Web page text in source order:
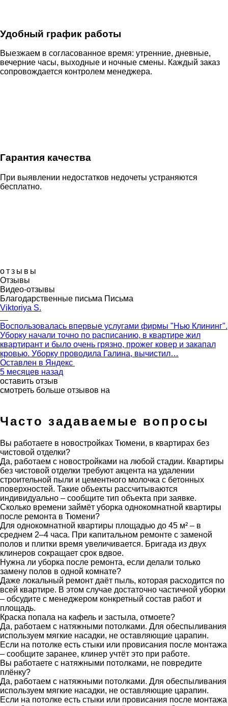
Удобный график работы
Выезжаем в согласованное время: утренние, дневные,
вечерние часы, выходные и ночные смены. Каждый заказ
сопровождается контролем менеджера.
Гарантия качества
При выявлении недостатков недочеты устраняются
бесплатно.
отзывы
Отзывы
Видео-отзывы
Благодарственные письма Письма
Viktoriya S.
Воспользовалась впервые услугами фирмы "Нью Клининг".
Уборку начали точно по расписанию, в квартире жил
квартирант и было очень грязно, прожег ковер и закапал
кровью. Уборку проводила Галина, вычистил…
Оставлен в Яндекс
5 месяцев назад
оставить отзыв
смотреть больше отзывов на
Часто задаваемые вопросы
Вы работаете в новостройках Тюмени, в квартирах без
чистовой отделки?
Да, работаем с новостройками на любой стадии. Квартиры
без чистовой отделки требуют акцента на удалении
строительной пыли и цементного молочка с бетонных
поверхностей. Такие объекты рассчитываются
индивидуально – сообщите тип объекта при заявке.
Сколько времени займёт уборка однокомнатной квартиры
после ремонта в Тюмени?
Для однокомнатной квартиры площадью до 45 м² – в
среднем 2–4 часа. При капитальном ремонте с заменой
полов и плитки время увеличивается. Бригада из двух
клинеров сокращает срок вдвое.
Нужна ли уборка после ремонта, если делали только
замену полов в одной комнате?
Даже локальный ремонт даёт пыль, которая расходится по
всей квартире. В этом случае достаточно частичной уборки
– обсудите с менеджером конкретный состав работ и
площадь.
Краска попала на кафель и застыла, отмоете?
Да, работаем с натяжными потолками. Для обеспыливания
используем мягкие насадки, не оставляющие царапин.
Если на потолке есть стыки или провисания после монтажа
– сообщите заранее, клинер учтёт это при работе.
Вы работаете с натяжными потолками, не повредите
плёнку?
Да, работаем с натяжными потолками. Для обеспыливания
используем мягкие насадки, не оставляющие царапин.
Если на потолке есть стыки или провисания после монтажа